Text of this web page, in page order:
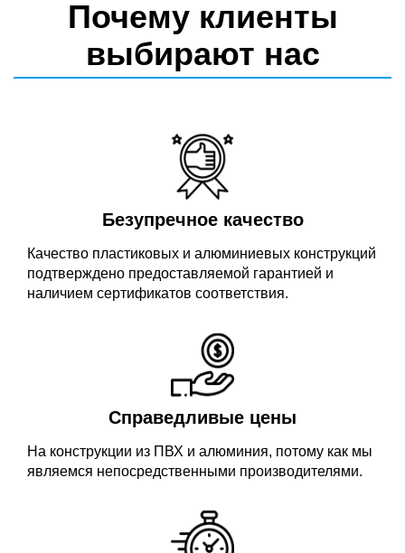
Почему клиенты
выбирают нас
Безупречное качество
Качество пластиковых и алюминиевых конструкций
подтверждено предоставляемой гарантией и
наличием сертификатов соответствия.
Справедливые цены
На конструкции из ПВХ и алюминия, потому как мы
являемся непосредственными производителями.